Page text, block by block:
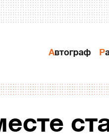
Автограф